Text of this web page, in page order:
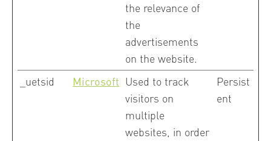
the relevance of
the
advertisements
on the website.
_uetsid Microsoft Used to track
visitors on
multiple
websites, in order
Persist
ent